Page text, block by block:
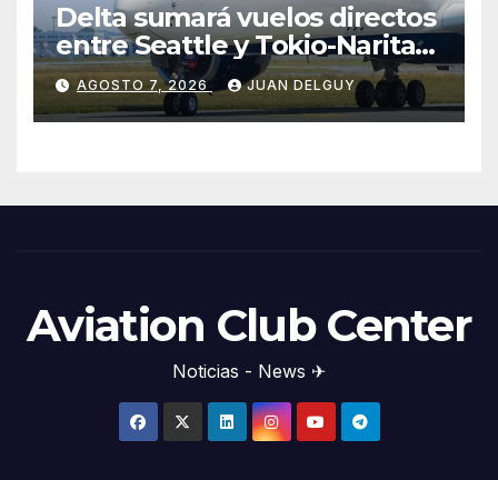
Delta sumará vuelos directos
entre Seattle y Tokio-Narita
desde marzo de 2027
AGOSTO 7, 2026 JUAN DELGUY
Aviation Club Center
Noticias - News ✈